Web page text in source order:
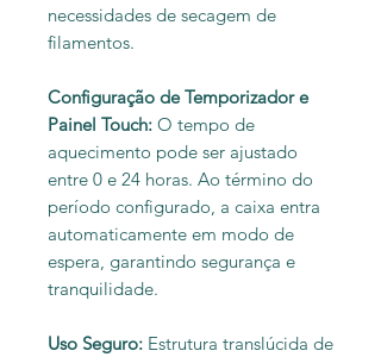
necessidades de secagem de
filamentos.
Configuração de Temporizador e
Painel Touch: O tempo de
aquecimento pode ser ajustado
entre 0 e 24 horas. Ao término do
período configurado, a caixa entra
automaticamente em modo de
espera, garantindo segurança e
tranquilidade.
Uso Seguro: Estrutura translúcida de